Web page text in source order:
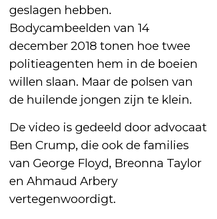
geslagen hebben.
Bodycambeelden van 14
december 2018 tonen hoe twee
politieagenten hem in de boeien
willen slaan. Maar de polsen van
de huilende jongen zijn te klein.
De video is gedeeld door advocaat
Ben Crump, die ook de families
van George Floyd, Breonna Taylor
en Ahmaud Arbery
vertegenwoordigt.